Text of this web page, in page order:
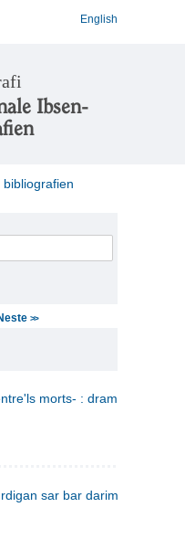
English
Ibsen-
bibliografien
>>
morts- : drama en tres
sar bar darim